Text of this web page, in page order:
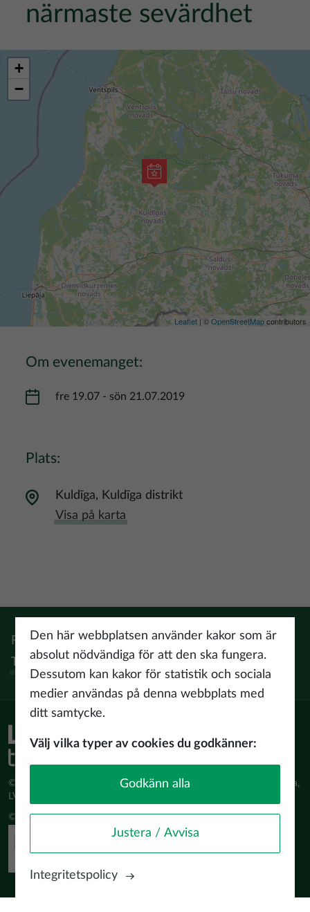
närmaste sevärdhet
+
−
Leaflet | ©OpenStreetMapcontributors
Om evenemanget:
fre 19.07 - sön 21.07.2019
Plats:
Kuldīga, Kuldīga distrikt
Visa på karta
Följ:InstagramFacebookPinterestYoutubeThreads
Tiktok
© Latvijas Investīciju un attīstības aģentūra (LIAA) Pērses iela 2, Rīga,
LV-1442 www.liaa.gov.lv
© 2026 latvia.travel. All rights reserved
Den här webbplatsen använder kakor som är
absolut nödvändiga för att den ska fungera.
Dessutom kan kakor för statistik och sociala
medier användas på denna webbplats med
ditt samtycke.
Välj vilka typer av cookies du godkänner:
Godkänn alla
Justera / Avvisa
Integritetspolicy